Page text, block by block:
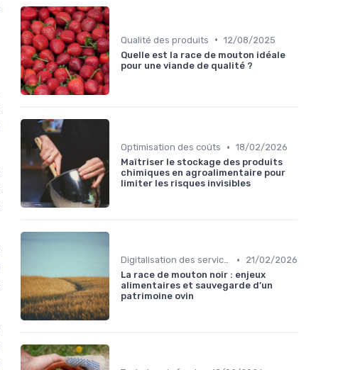
Qualité des produits • 12/08/2025
Quelle est la race de mouton idéale
pour une viande de qualité ?
Optimisation des coûts • 18/02/2026
Maîtriser le stockage des produits
chimiques en agroalimentaire pour
limiter les risques invisibles
Digitalisation des services •
21/02/2026
La race de mouton noir : enjeux
alimentaires et sauvegarde d’un
patrimoine ovin